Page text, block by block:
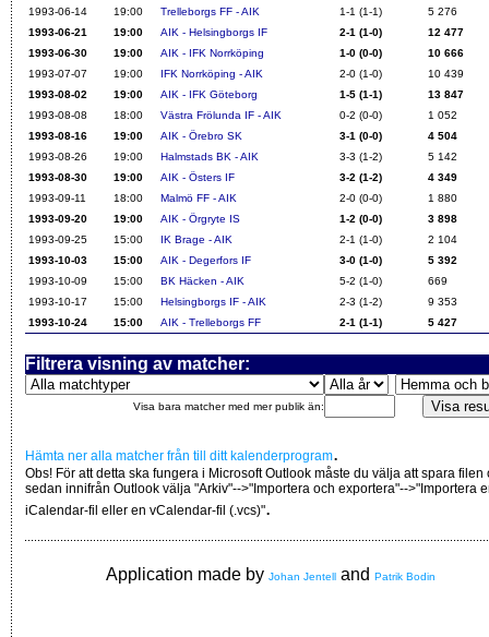
1993-06-14
19:00 Trelleborgs FF - AIK 1-1 (1-1)
5 276
1993-06-21
19:00 AIK - Helsingborgs IF 2-1 (1-0)
12 477
1993-06-30
19:00 AIK - IFK Norrköping 1-0 (0-0)
10 666
1993-07-07
19:00 IFK Norrköping - AIK 2-0 (1-0)
10 439
1993-08-02
19:00 AIK - IFK Göteborg 1-5 (1-1)
13 847
1993-08-08
18:00 Västra Frölunda IF - AIK 0-2 (0-0)
1 052
1993-08-16
19:00 AIK - Örebro SK 3-1 (0-0)
4 504
1993-08-26
19:00 Halmstads BK - AIK 3-3 (1-2)
5 142
1993-08-30
19:00 AIK - Östers IF 3-2 (1-2)
4 349
1993-09-11
18:00 Malmö FF - AIK 2-0 (0-0)
1 880
1993-09-20
19:00 AIK - Örgryte IS 1-2 (0-0)
3 898
1993-09-25
15:00 IK Brage - AIK 2-1 (1-0)
2 104
1993-10-03
15:00 AIK - Degerfors IF 3-0 (1-0)
5 392
1993-10-09
15:00 BK Häcken - AIK 5-2 (1-0)
669
1993-10-17
15:00 Helsingborgs IF - AIK 2-3 (1-2)
9 353
1993-10-24
15:00 AIK - Trelleborgs FF 2-1 (1-1) 5 427
Filtrera visning av matcher:
Visa bara matcher med mer publik än:
Hämta ner alla matcher från till ditt kalenderprogram.
Obs! För att detta ska fungera i Microsoft Outlook måste du välja att spara filen
sedan innifrån Outlook välja "Arkiv"-->"Importera och exportera"-->"Importera
iCalendar-fil eller en vCalendar-fil (.vcs)".
Application made by Johan Jentell and Patrik Bodin